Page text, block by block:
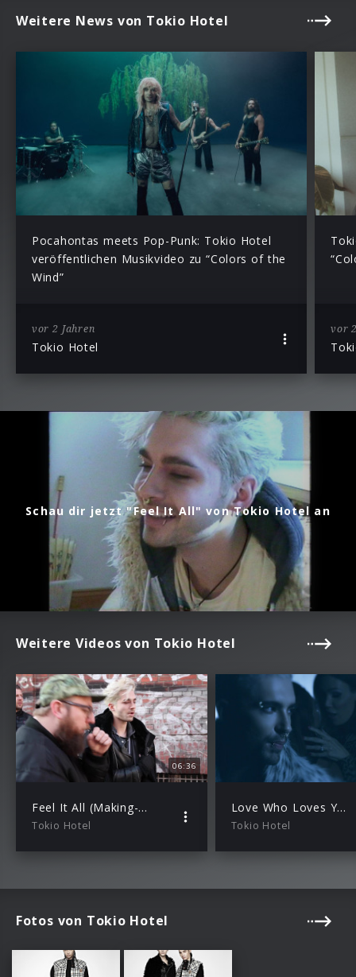
Weitere News von Tokio Hotel
Pocahontas meets Pop-Punk: Tokio Hotel
veröffentlichen Musikvideo zu “Colors of the
Wind”
vor 2 Jahren
Tokio Hotel
vor
Schau dir jetzt "Feel It All" von Tokio Hotel an
Weitere Videos von Tokio Hotel
06:36
Feel It All (Making-of)
Tokio Hotel
Love Who Loves You Back
Tokio Hotel
Fotos von Tokio Hotel